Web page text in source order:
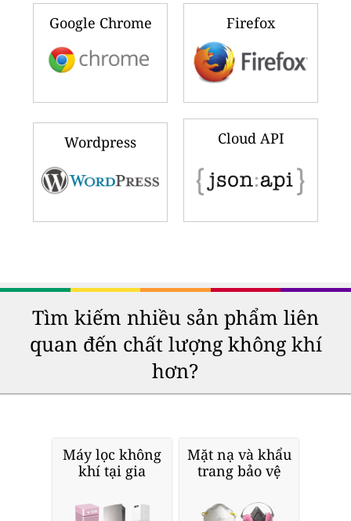
Google Chrome Firefox
Wordpress Cloud API
Tìm kiếm nhiều sản phẩm liên
quan đến chất lượng không khí
hơn?
Máy lọc không
khí tại gia
Mặt nạ và khẩu
trang bảo vệ